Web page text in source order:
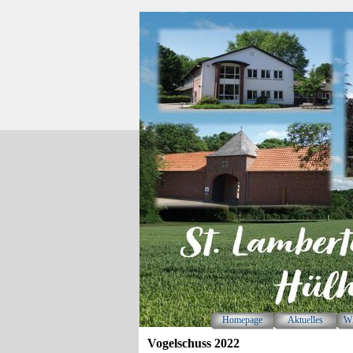
Homepage Aktuelles
Vogelschuss 2022